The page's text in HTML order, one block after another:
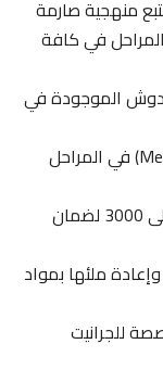
منهجية صارمة
في كافة
الموجودة في
استخدام أقراص الألماظ المعدنية (Metal Bond) في المراحل
الصنفرة المتدرجة بأرقام تبدأ من 50 وتصل إلى 3000 لضمان
ملئها بمواد